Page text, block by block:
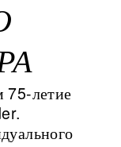
75-летие